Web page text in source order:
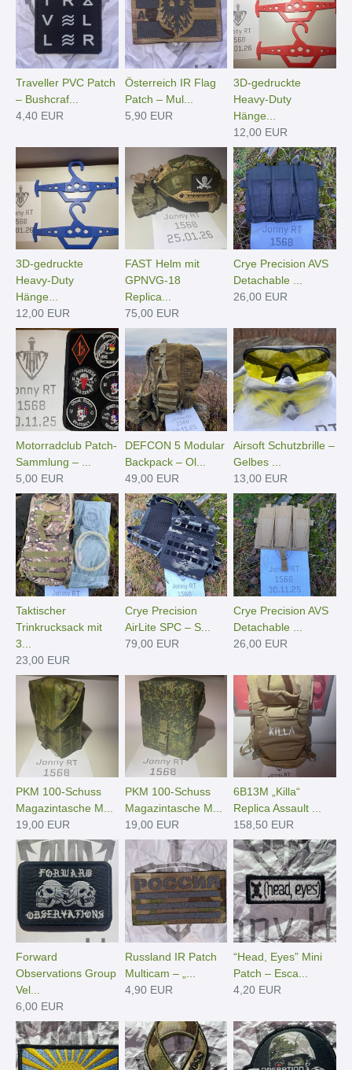
Traveller PVC Patch
– Bushcraf...
4,40 EUR
Österreich IR Flag
Patch – Mul...
5,90 EUR
3D-gedruckte
Heavy-Duty
Hänge­...
12,00 EUR
3D-gedruckte
Heavy-Duty
Hänge­...
12,00 EUR
FAST Helm mit
GPNVG-18
Replica...
75,00 EUR
Crye Precision AVS
Detachable ...
26,00 EUR
Motorradclub Patch-
Sammlung – ...
5,00 EUR
DEFCON 5 Modular
Backpack – Ol...
49,00 EUR
Airsoft Schutzbrille –
Gelbes ...
13,00 EUR
Taktischer
Trinkrucksack mit
3...
23,00 EUR
Crye Precision
AirLite SPC – S...
79,00 EUR
Crye Precision AVS
Detachable ...
26,00 EUR
PKM 100-Schuss
Magazintasche M...
19,00 EUR
PKM 100-Schuss
Magazintasche M...
19,00 EUR
6B13M „Killa“
Replica Assault ...
158,50 EUR
Forward
Observations Group
Vel...
6,00 EUR
Russland IR Patch
Multicam – „...
4,90 EUR
“Head, Eyes” Mini
Patch – Esca...
4,20 EUR